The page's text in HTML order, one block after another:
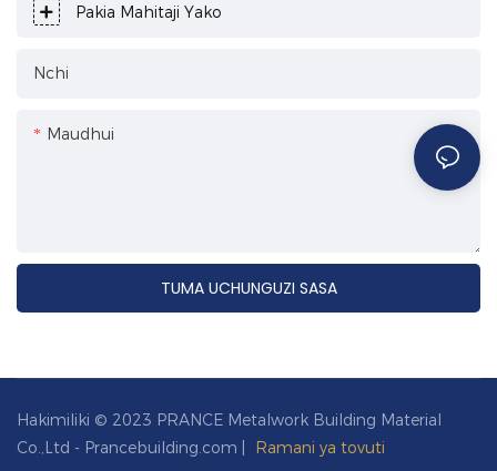
Pakia Mahitaji Yako
Nchi
Maudhui
TUMA UCHUNGUZI SASA
Hakimiliki © 2023 PRANCE Metalwork Building Material
Co.,Ltd - Prancebuilding.com |
Ramani ya tovuti